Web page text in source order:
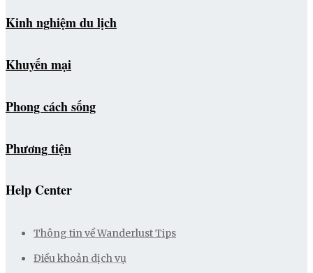
Kinh nghiệm du lịch
Khuyến mại
Phong cách sống
Phương tiện
Help Center
Thông tin về Wanderlust Tips
Điều khoản dịch vụ